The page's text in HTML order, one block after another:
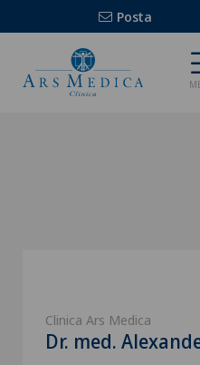
Posta
Clinica Ars Medica
Dr. med.